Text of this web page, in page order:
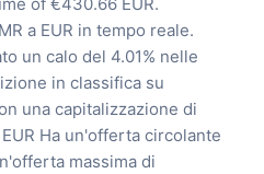
of €430.66 EUR.
a EUR in tempo reale.
un calo del 4.01% nelle
in classifica su
una capitalizzazione di
Ha un'offerta circolante
massima di